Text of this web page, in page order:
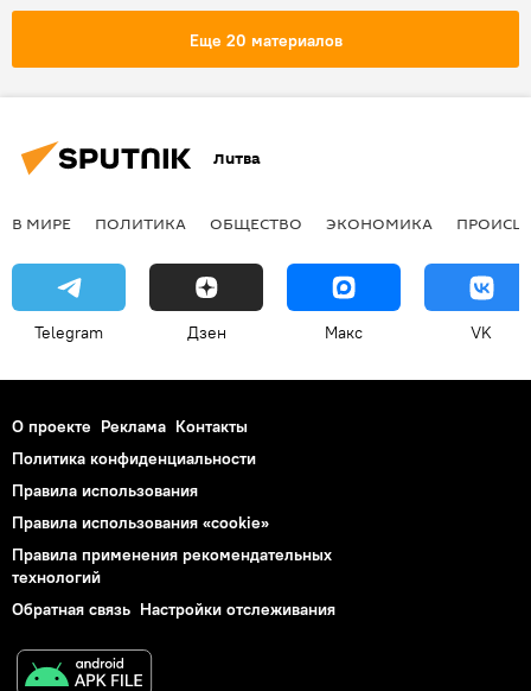
Политика
Общество
санкции
газ
Еще 20 материалов
Литва
В МИРЕ ПОЛИТИКА ОБЩЕСТВО ЭКОНОМИКА
Telegram Дзен Макс VK
О проекте Реклама Контакты
Политика конфиденциальности
Правила использования
Правила использования «cookie»
Правила применения рекомендательных
технологий
Обратная связь Настройки отслеживания